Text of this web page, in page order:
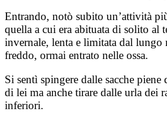
Entrando, notò subito un’attività
quella a cui era abituata di solito al
invernale, lenta e limitata dal lungo
freddo, ormai entrato nelle ossa.
Si sentì spingere dalle sacche
di lei ma anche tirare dalle urla dei
inferiori.